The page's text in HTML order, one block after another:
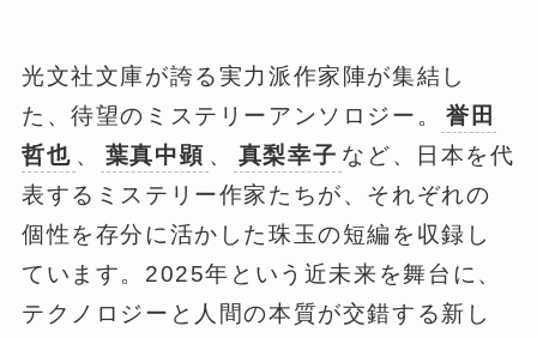
光文社文庫が誇る実力派作家陣が集結し
た、待望のミステリーアンソロジー。
誉田
哲也 、 葉真中顕 、 真梨幸子 など、日本を代
表するミステリー作家たちが、それぞれの
個性を存分に活かした珠玉の短編を収録し
ています。2025年という近未来を舞台に、
テクノロジーと人間の本質が交錯する新し